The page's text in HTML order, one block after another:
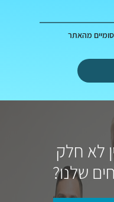
מהאתר
לא חלק
שלנו?